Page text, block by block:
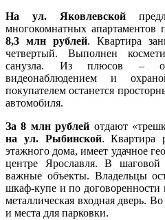
На ул. Яковлевской
многокомнатных
8,3 млн рублей. Квартира
четвертый. Выполнен
санузла. Из плюсов –
видеонаблюдением и
покупателем останется
автомобиля.
За 8 млн рублей отдают
на ул. Рыбинской. Квартира
этажного дома, имеет удачное
центре Ярославля. В шаговой
важные объекты. Владельцы
шкаф-купе и по договоренности
металлическая входная дверь.
и места для парковки.